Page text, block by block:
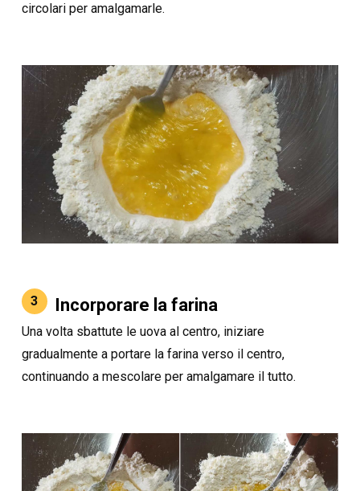
circolari per amalgamarle.
3 Incorporare la farina
Una volta sbattute le uova al centro, iniziare
gradualmente a portare la farina verso il centro,
continuando a mescolare per amalgamare il tutto.